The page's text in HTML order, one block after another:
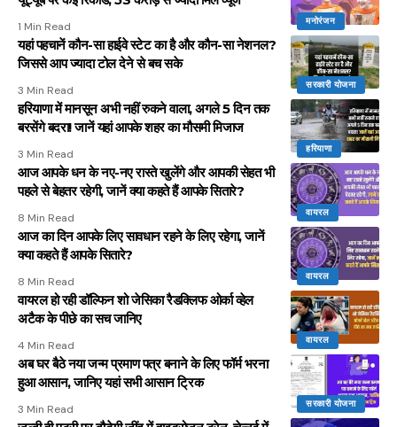
मनोरंजन
1 Min Read
सरकारी योजना
यहां पहचानें कौन-सा हाईवे स्टेट का है और कौन-सा नेशनल?
जिससे आप ज्यादा टोल देने से बच सके
3 Min Read
हरियाणा
हरियाणा में मानसून अभी नहीं रुकने वाला, अगले 5 दिन तक
बरसेंगे बदरा! जानें यहां आपके शहर का मौसमी मिजाज
3 Min Read
वायरल
आज आपके धन के नए-नए रास्ते खुलेंगे और आपकी सेहत भी
पहले से बेहतर रहेगी, जानें क्या कहते हैं आपके सितारे?
8 Min Read
वायरल
आज का दिन आपके लिए सावधान रहने के लिए रहेगा, जानें
क्या कहते हैं आपके सितारे?
8 Min Read
वायरल
वायरल हो रही डॉल्फिन शो जेसिका रैडक्लिफ ओर्का व्हेल
अटैक के पीछे का सच जानिए
4 Min Read
सरकारी योजना
अब घर बैठे नया जन्म प्रमाण पत्र बनाने के लिए फॉर्म भरना
हुआ आसान, जानिए यहां सभी आसान ट्रिक
3 Min Read